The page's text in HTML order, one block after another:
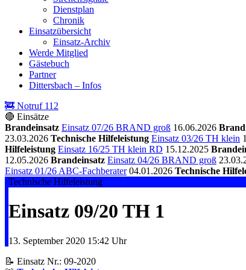
Dienstplan
Chronik
Einsatzübersicht
Einsatz-Archiv
Werde Mitglied
Gästebuch
Partner
Dittersbach – Infos
🚒 Notruf 112
🔴 Einsätze
Brandeinsatz Einsatz 07/26 BRAND groß 16.06.2026
23.03.2026 Technische Hilfeleistung Einsatz 03/26 TH klein
Hilfeleistung Einsatz 16/25 TH klein RD 15.12.2025
12.05.2026 Brandeinsatz Einsatz 04/26 BRAND groß
Einsatz 01/26 ABC-Fachberater 04.01.2026 Technische
Technische Hilfeleistung
Einsatz 09/20 TH 1
13. September 2020 15:42 Uhr
📝 Einsatz Nr.: 09-2020